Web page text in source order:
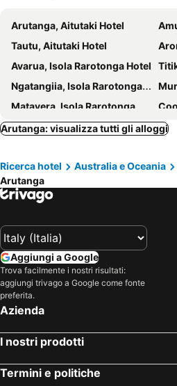
Arutanga, Aitutaki Hotel
Tautu, Aitutaki Hotel
Avarua, Isola Rarotonga Hotel
Ngatangiia, Isola Rarotonga Hotel
Matavera, Isola Rarotonga Hotel
Arutanga: visualizza tutti gli alloggi
Ricerca hotel Australia e Oceania
Arutanga
Aggiungi a Google
Trova facilmente i nostri risultati:
aggiungi trivago a Google come fonte
preferita.
Azienda
I nostri prodotti
Termini e politiche